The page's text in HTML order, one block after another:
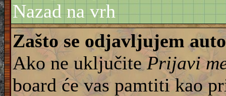
Nazad na vrh
Zašto se odjavljujem
Ako ne uključitePrijavi
board će vas pamtiti kao